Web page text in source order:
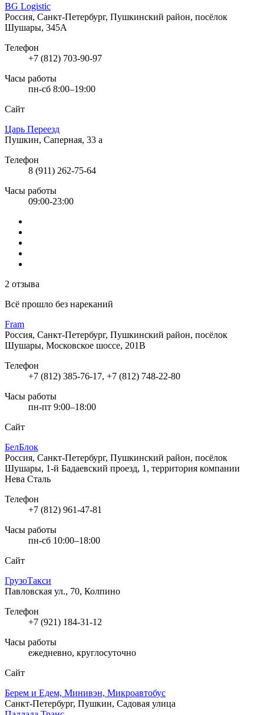
BG Logistic
Россия, Санкт-Петербург, Пушкинский район, посёлок
Шушары, 345А
Телефон
+7 (812) 703-90-97
Часы работы
пн-сб 8:00–19:00
Сайт
Царь Переезд
Пушкин, Саперная, 33 а
Телефон
8 (911) 262-75-64
Часы работы
09:00-23:00
2 отзыва
Всё прошло без нареканий
Fram
Россия, Санкт-Петербург, Пушкинский район, посёлок
Шушары, Московское шоссе, 201В
Телефон
+7 (812) 385-76-17, +7 (812) 748-22-80
Часы работы
пн-пт 9:00–18:00
Сайт
БелБлок
Россия, Санкт-Петербург, Пушкинский район, посёлок
Шушары, 1-й Бадаевский проезд, 1, территория компании
Нева Сталь
Телефон
+7 (812) 961-47-81
Часы работы
пн-сб 10:00–18:00
Сайт
ГрузоТакси
Павловская ул., 70, Колпино
Телефон
+7 (921) 184-31-12
Часы работы
ежедневно, круглосуточно
Сайт
Берем и Едем, Минивэн, Микроавтобус
Санкт-Петербург, Пушкин, Садовая улица